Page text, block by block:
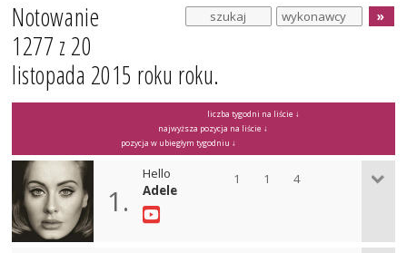
Notowanie
1277 z 20
listopada 2015 roku roku.
liczba tygodni na liście ↓
najwyższa pozycja na liście ↓
pozycja w ubiegłym tygodniu ↓
1 1 4
1.
Hello
Adele